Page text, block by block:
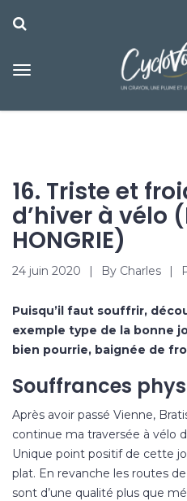
16. Triste et
d’hiver à vélo
HONGRIE)
24 juin 2020 By Charles
Puisqu’il faut souffrir,
exemple type de la bonne
bien pourrie, baignée de
Souffrances
Après avoir passé Vienne,
continue ma traversée à vélo
Unique point positif de cette
plat. En revanche les routes
sont d’une qualité plus que